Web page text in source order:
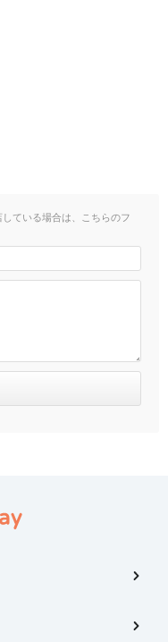
ている場合は、こちらのフ